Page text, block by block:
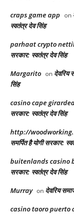
craps game app on
स्वतंत्र देव सिंह
parhaat crypto
सरकार: स्वतंत्र देव सिंह
Margarito on देवरिय
सिंह
casino cape
सरकार: स्वतंत्र देव सिंह
http://
समर्पित है योगी सरकार:
buitenlands casino
सरकार: स्वतंत्र देव सिंह
Murray on देवरिय
casino taoro puerto